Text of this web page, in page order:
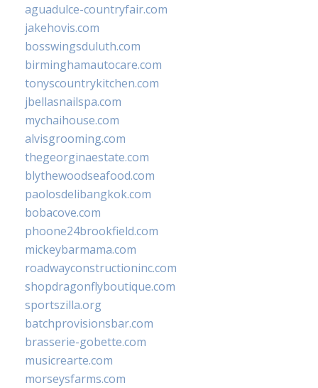
aguadulce-countryfair.com
jakehovis.com
bosswingsduluth.com
birminghamautocare.com
tonyscountrykitchen.com
jbellasnailspa.com
mychaihouse.com
alvisgrooming.com
thegeorginaestate.com
blythewoodseafood.com
paolosdelibangkok.com
bobacove.com
phoone24brookfield.com
mickeybarmama.com
roadwayconstructioninc.com
shopdragonflyboutique.com
sportszilla.org
batchprovisionsbar.com
brasserie-gobette.com
musicrearte.com
morseysfarms.com